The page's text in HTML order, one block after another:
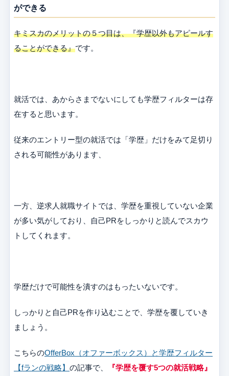
ができる
キミスカのメリットの５つ目は、『学歴以外もアピールす
ることができる』です。
就活では、あからさまでないにしても学歴フィルターは存
在すると思います。
従来のエントリー型の就活では「学歴」だけをみて足切り
される可能性があります、
一方、逆求人就職サイトでは、学歴を重視していない企業
が多い気がしており、自己PRをしっかりと読んでスカウ
トしてくれます。
学歴だけで可能性を潰すのはもったいないです。
しっかりと自己PRを作り込むことで、学歴を覆していき
ましょう。
こちらのOfferBox（オファーボックス）と学歴フィルター
【fランの戦略】 の記事で、 『学歴を覆す5つの就活戦略』